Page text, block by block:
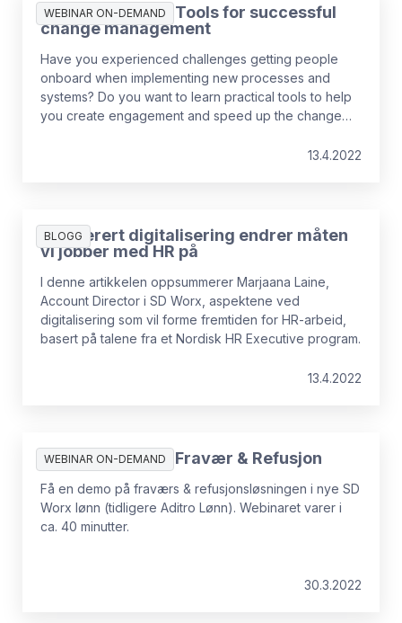
WEBINAR ON-DEMAND
Innspilt webinar: Tools for successful
change management
Have you experienced challenges getting people
onboard when implementing new processes and
systems? Do you want to learn practical tools to help
you create engagement and speed up the change
13.4.2022
BLOGG
Akselerert digitalisering endrer måten
vi jobber med HR på
I denne artikkelen oppsummerer Marjaana Laine,
Account Director i SD Worx, aspektene ved
digitalisering som vil forme fremtiden for HR-arbeid,
basert på talene fra et Nordisk HR Executive program.
13.4.2022
WEBINAR ON-DEMAND
Innspilt webinar: Fravær & Refusjon
Få en demo på fraværs & refusjonsløsningen i nye SD
Worx lønn (tidligere Aditro Lønn). Webinaret varer i
ca. 40 minutter.
30.3.2022